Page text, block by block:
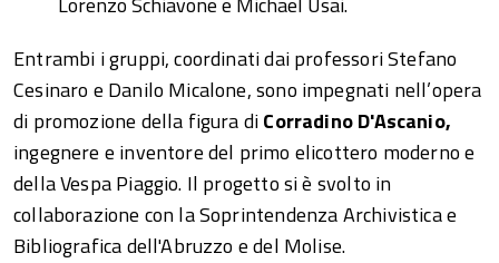
Entrambi i gruppi, coordinati dai professori Stefano
Cesinaro e Danilo Micalone, sono impegnati nell’opera
di promozione della figura diCorradino D'Ascanio,
ingegnere e inventore del primo elicottero moderno e
della Vespa Piaggio. Il progetto si è svolto in
collaborazione con la Soprintendenza Archivistica e
Bibliografica dell'Abruzzo e del Molise.